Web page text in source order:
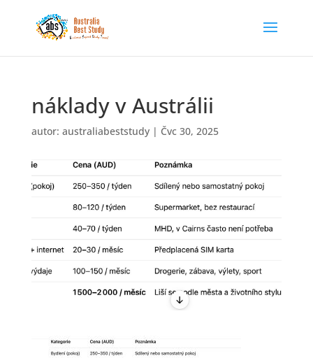
náklady v Austrálii
autor: australiabeststudy| Čvc 30, 2025